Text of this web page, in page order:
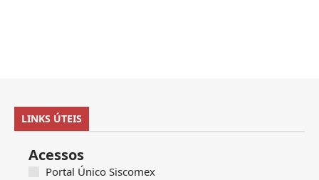
LINKS ÚTEIS
Acessos
Portal Único Siscomex